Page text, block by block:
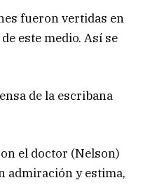
fueron vertidas en
este medio. Así se
de la escribana
el doctor (Nelson)
admiración y estima,